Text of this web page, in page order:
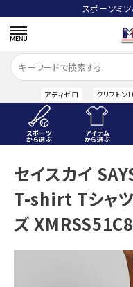
スポーツミ
アディゼロ クリフトン
スポーツ
から選ぶ
アイテム
から選ぶ
ACCOUNT MENU
ようこそ ゲスト 様
meeting_room ログイン person
スポーツから選ぶ
セイスカイ
T-shirt Tシャ
ズ